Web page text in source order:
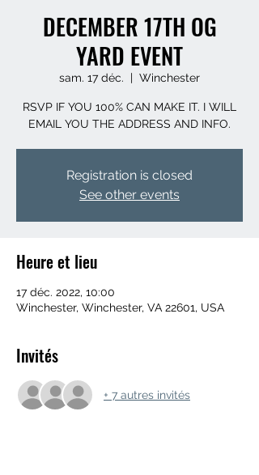
DECEMBER 17TH OG
YARD EVENT
sam. 17 déc.
  |
Winchester
RSVP IF YOU 100% CAN MAKE IT. I WILL
EMAIL YOU THE ADDRESS AND INFO.
Registration is closed
See other events
Heure et lieu
17 déc. 2022, 10:00
Winchester, Winchester, VA 22601, USA
Invités
+ 7 autres invités